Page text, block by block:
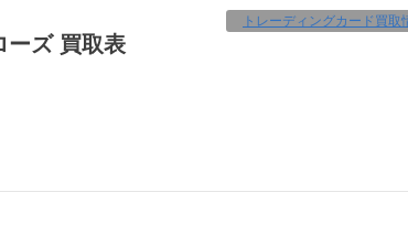
トレーディングカード買取
ーズ 買取表